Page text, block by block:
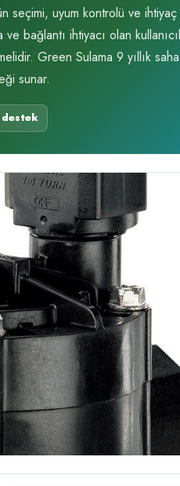
seçimi, uyum kontrolü ve
bağlantı ihtiyacı olan
Green Sulama 9 yıllık
sunar.
destek